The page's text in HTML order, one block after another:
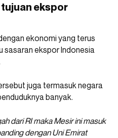
ekspor
ekonomi yang terus
sasaran ekspor Indonesia
juga termasuk negara
banyak.
dari RI maka Mesir ini masuk
dengan Uni Emirat